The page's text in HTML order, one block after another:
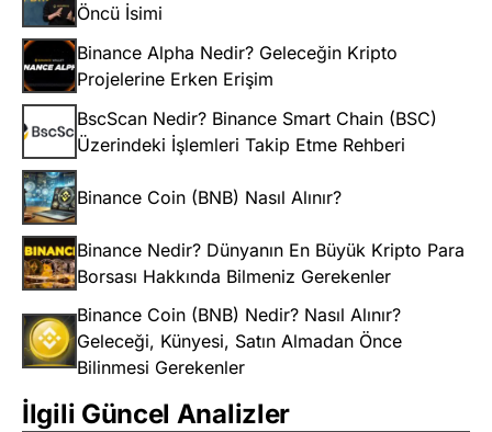
Öncü İsimi
Binance Alpha Nedir? Geleceğin Kripto
Projelerine Erken Erişim
BscScan Nedir? Binance Smart Chain (BSC)
Üzerindeki İşlemleri Takip Etme Rehberi
Binance Coin (BNB) Nasıl Alınır?
Binance Nedir? Dünyanın En Büyük Kripto Para
Borsası Hakkında Bilmeniz Gerekenler
Binance Coin (BNB) Nedir? Nasıl Alınır?
Geleceği, Künyesi, Satın Almadan Önce
Bilinmesi Gerekenler
İlgili Güncel Analizler